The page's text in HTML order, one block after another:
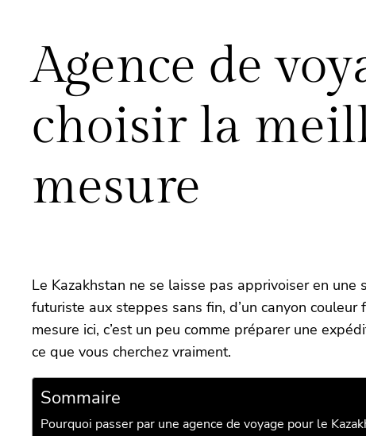
Agence de
choisir la
mesure
Le Kazakhstan ne se laisse pas apprivoiser en une
futuriste aux steppes sans fin, d’un canyon
mesure ici, c’est un peu comme préparer une
ce que vous cherchez vraiment.
Sommaire
Pourquoi passer par une agence de voyage pour le